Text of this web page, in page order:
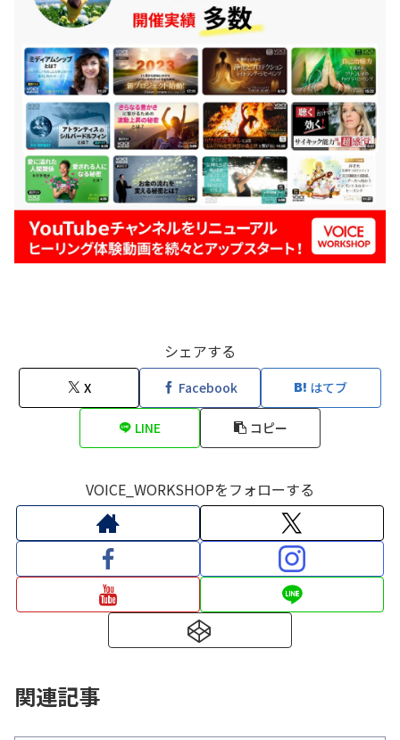
シェアする
X Facebook はてブ
LINE コピー
VOICE_WORKSHOPをフォローする
関連記事